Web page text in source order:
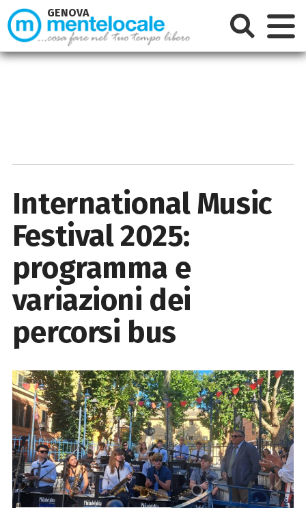
International Music
Festival 2025:
programma e
variazioni dei
percorsi bus
GENOVA